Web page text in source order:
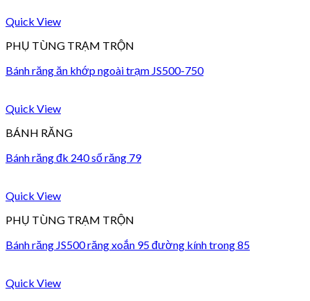
Quick View
PHỤ TÙNG TRẠM TRỘN
Bánh răng ăn khớp ngoài trạm JS500-750
Quick View
BÁNH RĂNG
Bánh răng đk 240 số răng 79
Quick View
PHỤ TÙNG TRẠM TRỘN
Bánh răng JS500 răng xoắn 95 đường kính trong 85
Quick View